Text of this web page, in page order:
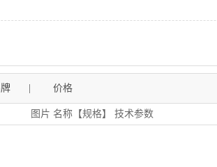
价格
图片 名称【规格】 技术参数